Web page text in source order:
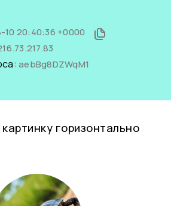
20:40:36 +0000
aebBg8DZWqM1
горизонтально